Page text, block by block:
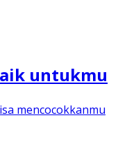
untukmu
mencocokkanmu